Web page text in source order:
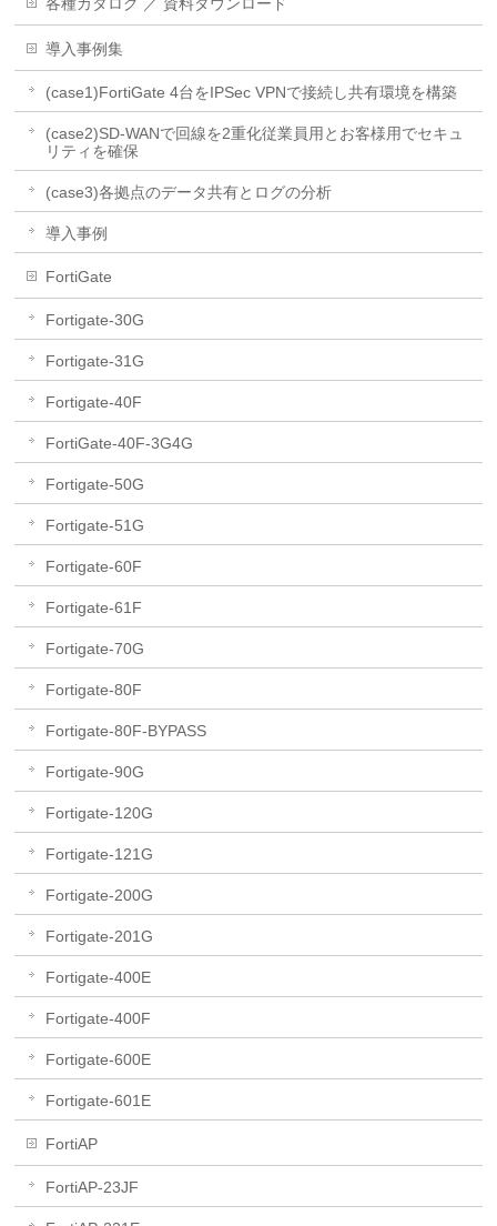
各種カタログ ／ 資料ダウンロード
導入事例集
(case1)FortiGate 4台をIPSec VPNで接続し共有環境を構築
(case2)SD-WANで回線を2重化従業員用とお客様用でセキュ
リティを確保
(case3)各拠点のデータ共有とログの分析
導入事例
FortiGate
Fortigate-30G
Fortigate-31G
Fortigate-40F
FortiGate-40F-3G4G
Fortigate-50G
Fortigate-51G
Fortigate-60F
Fortigate-61F
Fortigate-70G
Fortigate-80F
Fortigate-80F-BYPASS
Fortigate-90G
Fortigate-120G
Fortigate-121G
Fortigate-200G
Fortigate-201G
Fortigate-400E
Fortigate-400F
Fortigate-600E
Fortigate-601E
FortiAP
FortiAP-23JF